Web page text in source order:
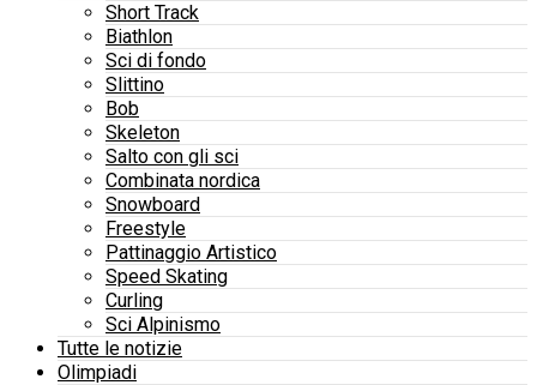
Short Track
Biathlon
Sci di fondo
Slittino
Bob
Skeleton
Salto con gli sci
Combinata nordica
Snowboard
Freestyle
Pattinaggio Artistico
Speed Skating
Curling
Sci Alpinismo
Tutte le notizie
Olimpiadi